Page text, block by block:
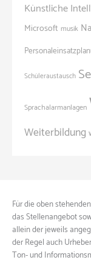
Künstliche
Microsoft musik
Schüleraustausch
Sprachalarmanlagen
Weiterbildung
Für die oben
das Stellenangebot
allein der jeweils
der Regel auch
Ton- und